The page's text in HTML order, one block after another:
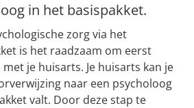
in het basispakket.
zorg via het
is het raadzaam om eerst
je huisarts. Je huisarts kan je
naar een psycholoog
valt. Door deze stap te